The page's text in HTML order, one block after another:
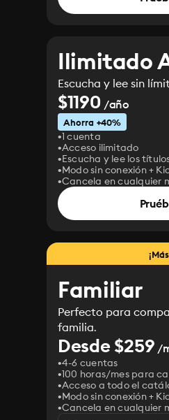
Ilimitado
Escucha y lee sin
$1190 /año
Ahorra +40%
1 cuenta
Acceso ilimitado
Escucha y lee los
Modo sin conexión +
Cancela en cualquier
Familiar
Perfecto para
familia.
Desde $259 /
4-6 cuentas
100 horas/mes para
Acceso a todo el
Modo sin conexión +
Cancela en cualquier